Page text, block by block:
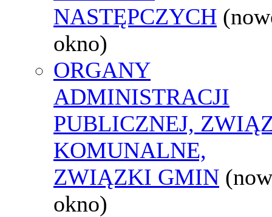
NASTĘPCZYCH
okno)
ORGANY
ADMINISTRACJI
PUBLICZNEJ,
KOMUNALNE,
ZWIĄZKI GMIN
okno)